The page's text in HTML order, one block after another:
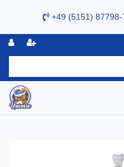
+49 (5151)